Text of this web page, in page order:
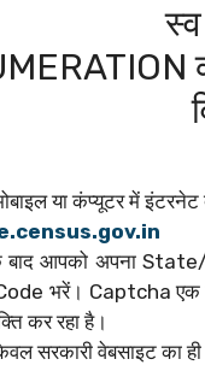
या कंप्यूटर में इंटरनेट
आपको अपना State/
भरें। Captcha एक
कर रहा है।
सरकारी वेबसाइट का